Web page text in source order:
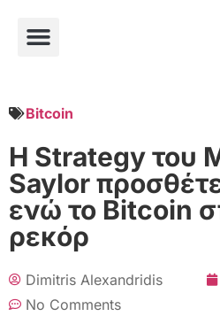
Bitcoin
Η Strategy του
Saylor
ενώ το Bitcoin
ρεκόρ
Dimitris Alexandridis
No Comments